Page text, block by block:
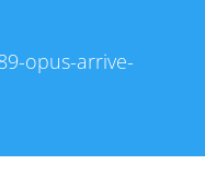
opus-arrive-